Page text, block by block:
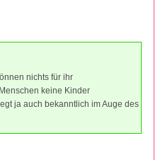
nichts für ihr
keine Kinder
ja auch bekanntlich im Auge des